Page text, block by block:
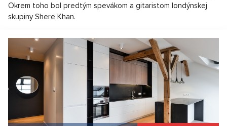
Okrem toho bol predtým spevákom a gitaristom londýnskej
skupiny Shere Khan.